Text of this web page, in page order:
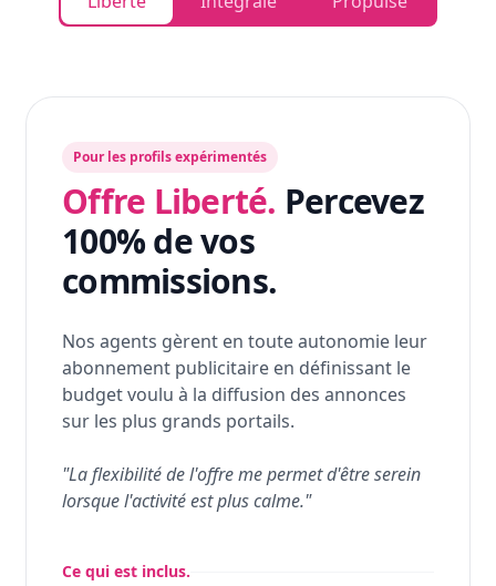
Pour les profils expérimentés
Offre Liberté. Percevez
100% de vos
commissions.
Nos agents gèrent en toute autonomie leur
abonnement publicitaire en définissant le
budget voulu à la diffusion des annonces
sur les plus grands portails.
"La flexibilité de l'offre me permet d'être serein
lorsque l'activité est plus calme."
Ce qui est inclus.